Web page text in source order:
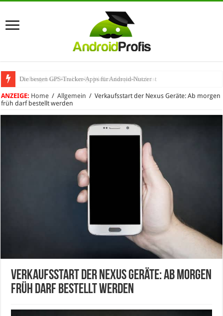
Die besten GPS-Tracker-Apps für Android-Nutzer
Umhängeband fürs Handy: Warum das praktisch ist
ANZEIGE: Home / Allgemein / Verkaufsstart der Nexus Geräte: Ab morgen
früh darf bestellt werden
Verkaufsstart der Nexus Geräte: Ab morgen
früh darf bestellt werden